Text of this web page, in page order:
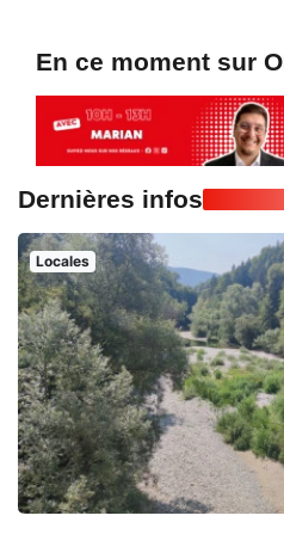
En ce moment sur
Dernières infos
Locales